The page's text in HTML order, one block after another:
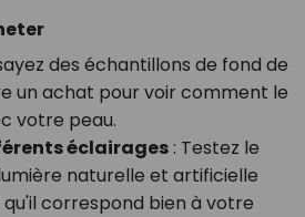
des échantillons de fond de
un achat pour voir comment le
votre peau.
éclairages: Testez le
naturelle et artificielle
correspond bien à votre